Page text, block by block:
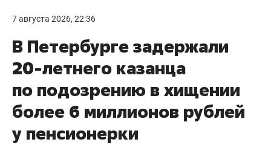
7 августа 2026, 22:36
В Петербурге задержали
20-летнего казанца
по подозрению в хищении
более 6 миллионов рублей
у пенсионерки